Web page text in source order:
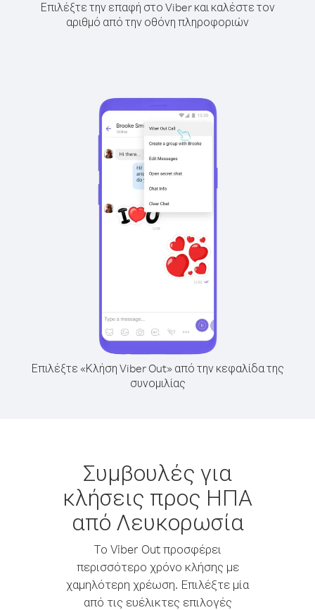
Επιλέξτε την επαφή στο Viber και καλέστε τον
αριθμό από την οθόνη πληροφοριών
Επιλέξτε «Κλήση Viber Out» από την κεφαλίδα της
συνομιλίας
Συμβουλές για
κλήσεις προς ΗΠΑ
από Λευκορωσία
Το Viber Out προσφέρει
περισσότερο χρόνο κλήσης με
χαμηλότερη χρέωση. Επιλέξτε μία
από τις ευέλικτες επιλογές